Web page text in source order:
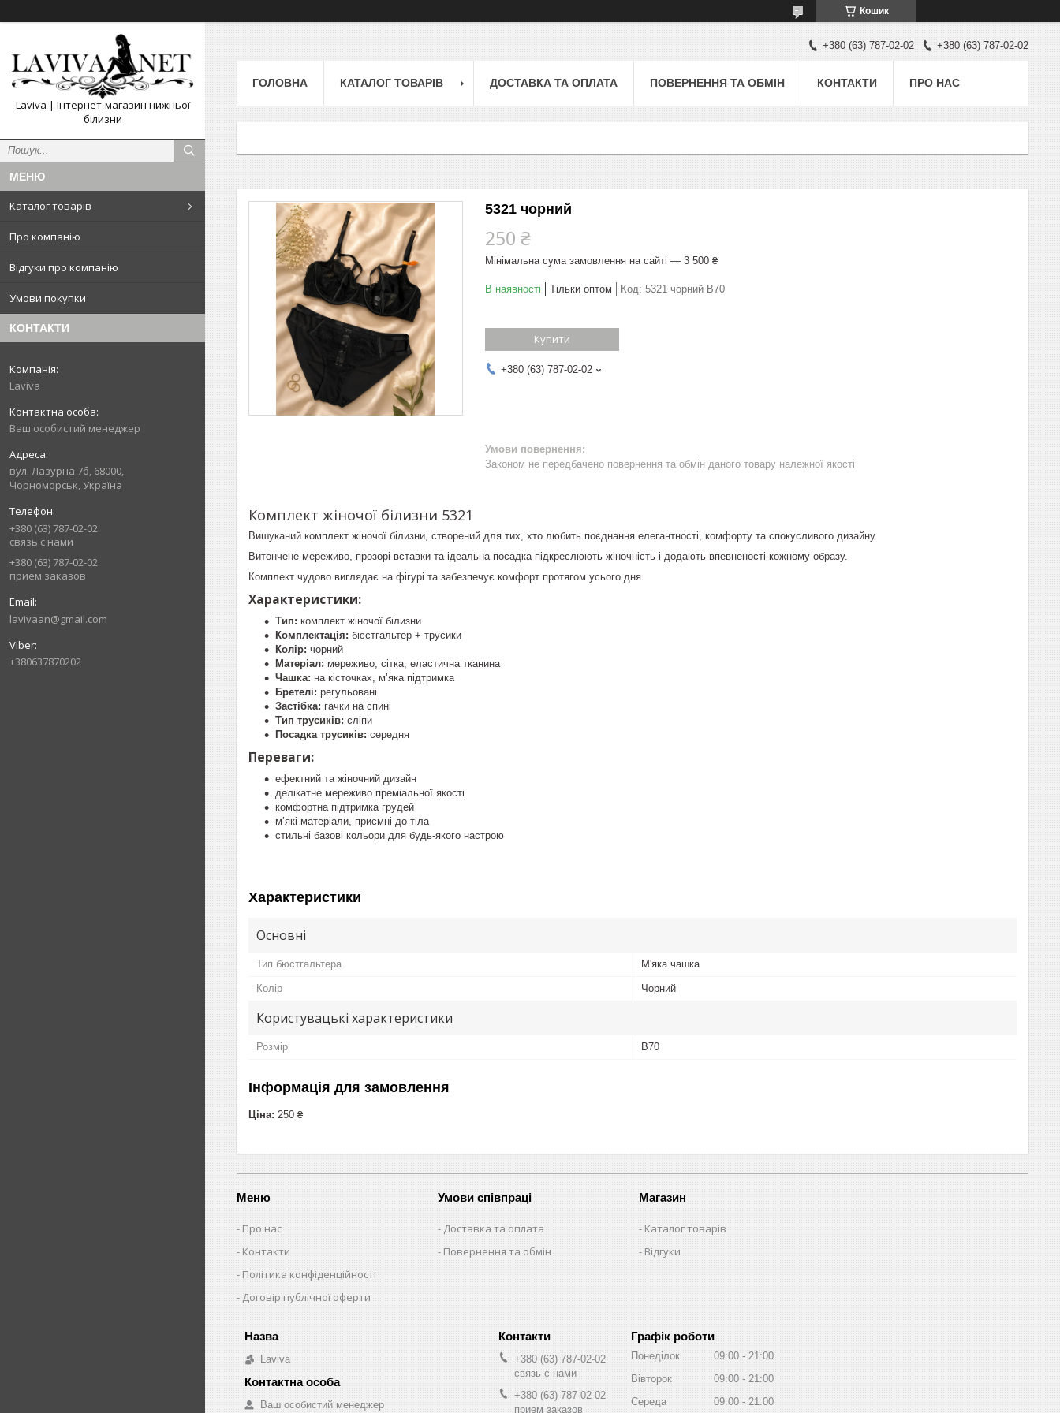
Кошик
Laviva | Інтернет-магазин нижньої
білизни
Каталог товарів
Про компанію
Відгуки про компанію
Умови покупки
КОНТАКТИ
Laviva
Ваш особистий менеджер
вул. Лазурна 7б, 68000,
Чорноморськ, Україна
+380 (63) 787-02-02
связь с нами
+380 (63) 787-02-02
прием заказов
lavivaan@gmail.com
+380637870202
+380 (63) 787-02-02 +380 (63) 787-02-02
ГОЛОВНА КАТАЛОГ ТОВАРІВ ДОСТАВКА ТА ОПЛАТА ПОВЕРНЕННЯ ТА ОБМІН КОНТАКТИ ПРО НАС
5321 чорний
250 ₴
Мінімальна сума замовлення на сайті — 3 500 ₴
В наявності Тільки оптом Код: 5321 чорний В70
Купити
+380 (63) 787-02-02
Законом не передбачено повернення та обмін даного товару належної якості
Комплект жіночої білизни 5321
Вишуканий комплект жіночої білизни, створений для тих, хто любить поєднання елегантності, комфорту та спокусливого дизайну.
Витончене мереживо, прозорі вставки та ідеальна посадка підкреслюють жіночність і додають впевненості кожному образу.
Комплект чудово виглядає на фігурі та забезпечує комфорт протягом усього дня.
Характеристики:
Тип: комплект жіночої білизни
Комплектація: бюстгальтер + трусики
Колір: чорний
Матеріал: мереживо, сітка, еластична тканина
Чашка: на кісточках, м’яка підтримка
Бретелі: регульовані
Застібка: гачки на спині
Тип трусиків: сліпи
Посадка трусиків: середня
Переваги:
ефектний та жіночний дизайн
делікатне мереживо преміальної якості
комфортна підтримка грудей
м’які матеріали, приємні до тіла
стильні базові кольори для будь-якого настрою
Характеристики
Основні
Тип бюстгальтера М'яка чашка
Колір Чорний
Користувацькі характеристики
Розмір В70
Інформація для замовлення
Ціна: 250 ₴
Меню
Про нас
Контакти
Політика конфіденційності
Договір публічної оферти
Умови співпраці
Доставка та оплата
Повернення та обмін
Магазин
Каталог товарів
Відгуки
Laviva
Ваш особистий менеджер
+380 (63) 787-02-02
связь с нами
+380 (63) 787-02-02
прием заказов
Графік роботи
Понеділок 09:00
21:00
Вівторок
09:00
21:00
Середа
09:00 21:00